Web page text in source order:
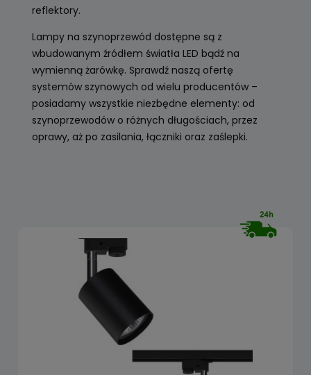
reflektory.
Lampy na szynoprzewód dostępne są z
wbudowanym źródłem światła LED bądź na
wymienną żarówkę. Sprawdź naszą ofertę
systemów szynowych od wielu producentów –
posiadamy wszystkie niezbędne elementy: od
szynoprzewodów o różnych długościach, przez
oprawy, aż po zasilania, łączniki oraz zaślepki.